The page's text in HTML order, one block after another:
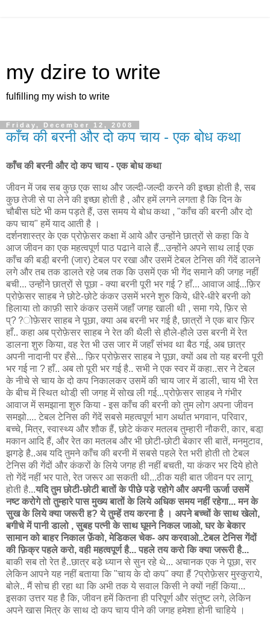
my dzire to write
fulfilling my wish to write
Friday, December 12, 2008
काँच की बरनी और दो कप चाय - एक बोध कथा
काँच की बरनी और दो कप चाय - एक बोध कथा
जीवन में जब सब कुछ एक साथ और जल्दी-जल्दी करने की इच्छा होती है, सब
कुछ तेजी से पा लेने की इच्छा होती है , और हमें लगने लगता है कि दिन के
चौबीस घंटे भी कम पड़ते हैं, उस समय ये बोध कथा , "काँच की बरनी और दो
कप चाय" हमें याद आती है ।
दर्शनशास्त्र के एक प्रोफ़ेसर कक्षा में आये और उन्होंने छात्रों से कहा कि वे
आज जीवन का एक महत्वपूर्ण पाठ पढाने वाले हैं...उन्होंने अपने साथ लाई एक
काँच की बडी़ बरनी (जार) टेबल पर रखा और उसमें टेबल टेनिस की गेंदें डालने
लगे और तब तक डालते रहे जब तक कि उसमें एक भी गेंद समाने की जगह नहीं
बची... उन्होंने छात्रों से पूछा - क्या बरनी पूरी भर गई ? हाँ... आवाज आई...फ़िर
प्रोफ़ेसर साहब ने छोटे-छोटे कंकर उसमें भरने शुरु किये, धीरे-धीरे बरनी को
हिलाया तो काफ़ी सारे कंकर उसमें जहाँ जगह खाली थी , समा गये, फ़िर से
प्??ोफ़ेसर साहब ने पूछा, क्या अब बरनी भर गई है, छात्रों ने एक बार फ़िर
हाँ.. कहा अब प्रोफ़ेसर साहब ने रेत की थैली से हौले-हौले उस बरनी में रेत
डालना शुरु किया, वह रेत भी उस जार में जहाँ संभव था बैठ गई, अब छात्र
अपनी नादानी पर हँसे... फ़िर प्रोफ़ेसर साहब ने पूछा, क्यों अब तो यह बरनी पूरी
भर गई ना ? हाँ.. अब तो पूरी भर गई है.. सभी ने एक स्वर में कहा..सर ने टेबल
के नीचे से चाय के दो कप निकालकर उसमें की चाय जार में डाली, चाय भी रेत
के बीच में स्थित थोडी़ सी जगह में सोख ली गई...प्रोफ़ेसर साहब ने गंभीर
आवाज में समझाना शुरु किया - इस काँच की बरनी को तुम लोग अपना जीवन
समझो.... टेबल टेनिस की गेंदें सबसे महत्वपूर्ण भाग अर्थात भगवान, परिवार,
बच्चे, मित्र, स्वास्थ्य और शौक हैं, छोटे कंकर मतलब तुम्हारी नौकरी, कार, बडा़
मकान आदि हैं, और रेत का मतलब और भी छोटी-छोटी बेकार सी बातें, मनमुटाव,
झगडे़ है..अब यदि तुमने काँच की बरनी में सबसे पहले रेत भरी होती तो टेबल
टेनिस की गेंदों और कंकरों के लिये जगह ही नहीं बचती, या कंकर भर दिये होते
तो गेंदें नहीं भर पाते, रेत जरूर आ सकती थी...ठीक यही बात जीवन पर लागू
होती है...यदि तुम छोटी-छोटी बातों के पीछे पडे़ रहोगे और अपनी ऊर्जा उसमें
नष्ट करोगे तो तुम्हारे पास मुख्य बातों के लिये अधिक समय नहीं रहेगा... मन के
सुख के लिये क्या जरूरी ह? ये तुम्हें तय करना है । अपने बच्चों के साथ खेलो,
बगीचे में पानी डालो , सुबह पत्नी के साथ घूमने निकल जाओ, घर के बेकार
सामान को बाहर निकाल फ़ेंको, मेडिकल चेक- अप करवाओ..टेबल टेनिस गेंदों
की फ़िक्र पहले करो, वही महत्वपूर्ण है... पहले तय करो कि क्या जरूरी है...
बाकी सब तो रेत है..छात्र बडे़ ध्यान से सुन रहे थे... अचानक एक ने पूछा, सर
लेकिन आपने यह नहीं बताया कि "चाय के दो कप" क्या हैं ?प्रोफ़ेसर मुस्कुराये,
बोले.. मैं सोच ही रहा था कि अभी तक ये सवाल किसी ने क्यों नहीं किया...
इसका उत्तर यह है कि, जीवन हमें कितना ही परिपूर्ण और संतुष्ट लगे, लेकिन
अपने खास मित्र के साथ दो कप चाय पीने की जगह हमेशा होनी चाहिये ।